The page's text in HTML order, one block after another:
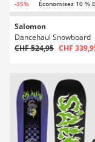
-35% Économisez 10 %
Salomon
Dancehaul Snowboard
CHF 524,95 CHF